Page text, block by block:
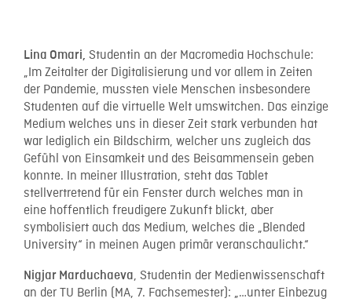
Lina Omari, Studentin an der Macromedia Hochschule:
„Im Zeitalter der Digitalisierung und vor allem in Zeiten
der Pandemie, mussten viele Menschen insbesondere
Studenten auf die virtuelle Welt umswitchen. Das einzige
Medium welches uns in dieser Zeit stark verbunden hat
war lediglich ein Bildschirm, welcher uns zugleich das
Gefühl von Einsamkeit und des Beisammensein geben
konnte. In meiner Illustration, steht das Tablet
stellvertretend für ein Fenster durch welches man in
eine hoffentlich freudigere Zukunft blickt, aber
symbolisiert auch das Medium, welches die „Blended
University“ in meinen Augen primär veranschaulicht.“
Nigjar Marduchaeva, Studentin der Medienwissenschaft
an der TU Berlin (MA, 7. Fachsemester): „…unter Einbezug